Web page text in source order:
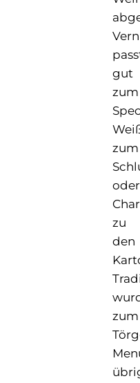
gut
zum
zum
oder
zu
den
zum